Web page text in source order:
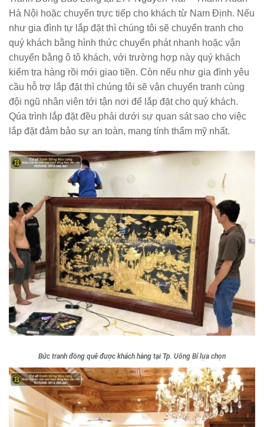
Hà Nội hoặc chuyển trực tiếp cho khách từ Nam Định. Nếu
như gia đình tự lắp đặt thì chúng tôi sẽ chuyển tranh cho
quý khách bằng hình thức chuyển phát nhanh hoặc vận
chuyển bằng ô tô khách, với trường hợp này quý khách
kiểm tra hàng rồi mới giao tiền. Còn nếu như gia đình yêu
cầu hỗ trợ lắp đặt thì chúng tôi sẽ vận chuyển tranh cùng
đội ngũ nhân viên tới tận nơi để lắp đặt cho quý khách.
Qúa trình lắp đặt đều phải dưới sự quan sát sao cho việc
lắp đặt đảm bảo sự an toàn, mang tính thẩm mỹ nhất.
Bức tranh đồng quê được khách hàng tại Tp. Uông Bí lựa chọn